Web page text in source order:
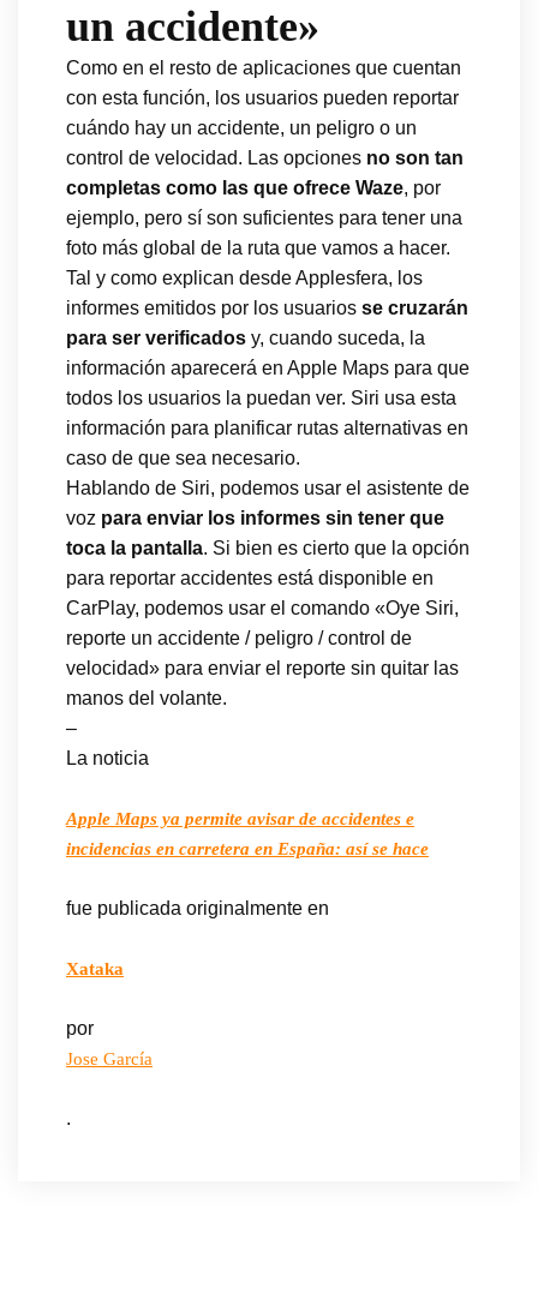
un accidente»
Como en el resto de aplicaciones que cuentan
con esta función, los usuarios pueden reportar
cuándo hay un accidente, un peligro o un
control de velocidad. Las opciones no son tan
completas como las que ofrece Waze, por
ejemplo, pero sí son suficientes para tener una
foto más global de la ruta que vamos a hacer.
Tal y como explican desde Applesfera, los
informes emitidos por los usuarios se cruzarán
para ser verificados y, cuando suceda, la
información aparecerá en Apple Maps para que
todos los usuarios la puedan ver. Siri usa esta
información para planificar rutas alternativas en
caso de que sea necesario.
Hablando de Siri, podemos usar el asistente de
voz para enviar los informes sin tener que
toca la pantalla. Si bien es cierto que la opción
para reportar accidentes está disponible en
CarPlay, podemos usar el comando «Oye Siri,
reporte un accidente / peligro / control de
velocidad» para enviar el reporte sin quitar las
manos del volante.
–
La noticia
Apple Maps ya permite avisar de accidentes e
incidencias en carretera en España: así se hace
fue publicada originalmente en
Xataka
por
Jose García
.